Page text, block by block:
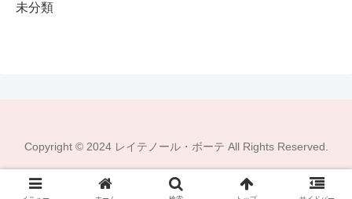
未分類
Copyright © 2024 レイテノール・ボーテ All Rights Reserved.